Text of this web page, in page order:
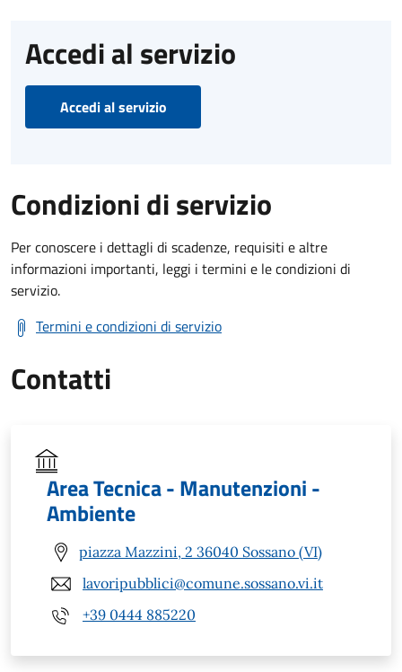
Accedi al servizio
Accedi al servizio
Condizioni di servizio
Per conoscere i dettagli di scadenze, requisiti e altre
informazioni importanti, leggi i termini e le condizioni di
servizio.
Termini e condizioni di servizio
Contatti
Area Tecnica - Manutenzioni -
Ambiente
piazza Mazzini, 2 36040 Sossano (VI)
lavoripubblici@comune.sossano.vi.it
+39 0444 885220